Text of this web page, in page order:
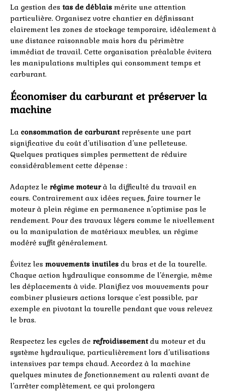
La gestion des tas de déblais mérite une attention
particulière. Organisez votre chantier en définissant
clairement les zones de stockage temporaire, idéalement à
une distance raisonnable mais hors du périmètre
immédiat de travail. Cette organisation préalable évitera
les manipulations multiples qui consomment temps et
carburant.
Économiser du carburant et préserver la
machine
La consommation de carburantreprésente une part
significative du coût d’utilisation d’une pelleteuse.
Quelques pratiques simples permettent de réduire
considérablement cette dépense :
Adaptez le régime moteurà la difficulté du travail en
cours. Contrairement aux idées reçues, faire tourner le
moteur à plein régime en permanence n’optimise pas le
rendement. Pour des travaux légers comme le nivellement
ou la manipulation de matériaux meubles, un régime
modéré suffit généralement.
Évitez les mouvements inutiles du bras et de la tourelle.
Chaque action hydraulique consomme de l’énergie, même
les déplacements à vide. Planifiez vos mouvements pour
combiner plusieurs actions lorsque c’est possible, par
exemple en pivotant la tourelle pendant que vous relevez
le bras.
Respectez les cycles de refroidissementdu moteur et du
système hydraulique, particulièrement lors d’utilisations
intensives par temps chaud. Accordez à la machine
quelques minutes de fonctionnement au ralenti avant de
l’arrêter complètement, ce qui prolongera